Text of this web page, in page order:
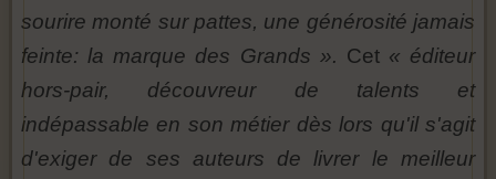
sourire monté sur pattes, une générosité jamais
feinte: la marque des Grands ». Cet« éditeur
hors-pair, découvreur de talents et
indépassable en son métier dès lors qu'il s'agit
d'exiger de ses auteurs de livrer le meilleur